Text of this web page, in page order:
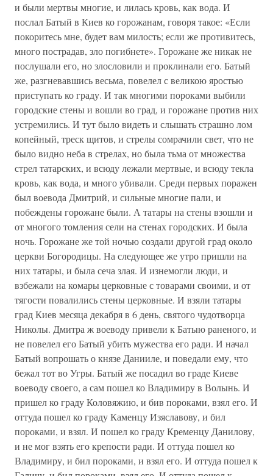
и были мертвы многие, и лилась кровь, как вода. И
послал Батый в Киев ко горожанам, говоря такое: «Если
покоритесь мне, будет вам милость; если же противитесь,
много пострадав, зло погибнете». Горожане же никак не
послушали его, но злословили и проклинали его. Батый
же, разгневавшись весьма, повелел с великою яростью
приступать ко граду. И так многими пороками выбили
городские стены и вошли во град, и горожане против них
устремились. И тут было видеть и слышать страшно лом
копейный, треск щитов, и стрелы сомрачили свет, что не
было видно неба в стрелах, но была тьма от множества
стрел татарских, и всюду лежали мертвые, и всюду текла
кровь, как вода, и много убивали. Среди первых поражен
был воевода Дмитрий, и сильные многие пали, и
побеждены горожане были. А татары на стены взошли и
от многого томления сели на стенах городских. И была
ночь. Горожане же той ночью создали другой град около
церкви Богородицы. На следующее же утро пришли на
них татары, и была сеча злая. И изнемогли люди, и
взбежали на комары церковные с товарами своими, и от
тягости повалились стены церковные. И взяли татары
град Киев месяца декабря в 6 день, святого чудотворца
Николы. Дмитра ж воеводу привели к Батыю раненого, и
не повелел его Батый убить мужества его ради. И начал
Батый вопрошать о князе Данииле, и поведали ему, что
бежал тот во Угры. Батый же посадил во граде Киеве
воеводу своего, а сам пошел ко Владимиру в Волынь. И
пришел ко граду Коловяжию, и бив пороками, взял его. И
оттуда пошел ко граду Каменцу Изяславову, и бил
пороками, и взял. И пошел ко граду Кременцу Данилову,
и не мог взять его крепости ради. И оттуда пошел ко
Владимиру, и бил пороками, и взял его. И оттуда пошел к